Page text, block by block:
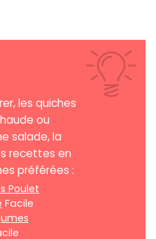
les quiches
ou
salade, la
recettes en
préférées :
Poulet
Facile